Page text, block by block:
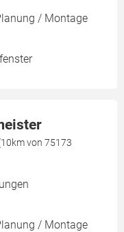
/ Montage
von 75173
/ Montage